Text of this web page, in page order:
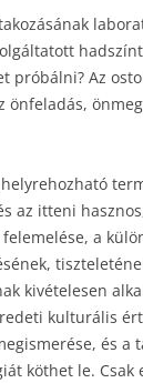
próbálni? Az
önfeladás,
az itteni
a
kivételesen
kulturális
és a
köthet le. Csak